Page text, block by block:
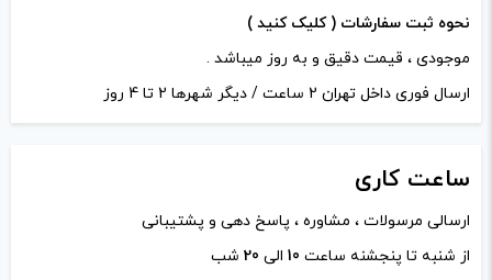
نحوه ثبت سفارشات ( کلیک کنید )
موجودی ، قیمت دقیق و به روز میباشد .
ارسال فوری داخل تهران 2 ساعت / دیگر شهرها 2 تا 4 روز
ساعت کاری
ارسالی مرسولات ، مشاوره ، پاسخ دهی و پشتیبانی
از شنبه تا پنجشنه ساعت 10 الی 20 شب